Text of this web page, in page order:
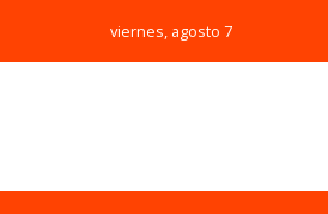
viernes, agosto 7